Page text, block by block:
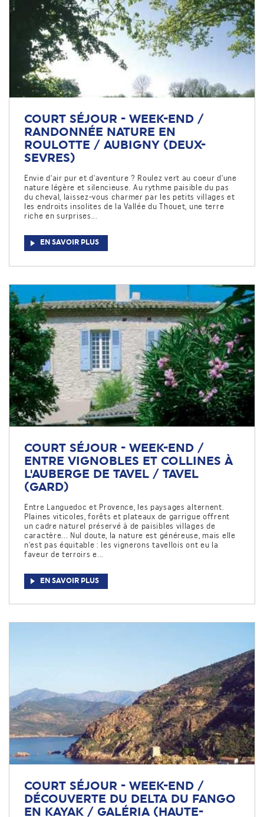
COURT SÉJOUR - WEEK-END /
RANDONNÉE NATURE EN
ROULOTTE / AUBIGNY (DEUX-
SEVRES)
Envie d'air pur et d'aventure ? Roulez vert au coeur d'une
nature légère et silencieuse. Au rythme paisible du pas
du cheval, laissez-vous charmer par les petits villages et
les endroits insolites de la Vallée du Thouet, une terre
riche en surprises...
EN SAVOIR PLUS
COURT SÉJOUR - WEEK-END /
ENTRE VIGNOBLES ET COLLINES À
L'AUBERGE DE TAVEL / TAVEL
(GARD)
Entre Languedoc et Provence, les paysages alternent.
Plaines viticoles, forêts et plateaux de garrigue offrent
un cadre naturel préservé à de paisibles villages de
caractère... Nul doute, la nature est généreuse, mais elle
n'est pas équitable : les vignerons tavellois ont eu la
faveur de terroirs e...
EN SAVOIR PLUS
COURT SÉJOUR - WEEK-END /
DÉCOUVERTE DU DELTA DU FANGO
EN KAYAK / GALÉRIA (HAUTE-